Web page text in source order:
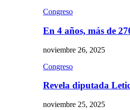
Congreso
En 4 años, más de
noviembre 26, 2025
Congreso
Revela diputada
noviembre 25, 2025